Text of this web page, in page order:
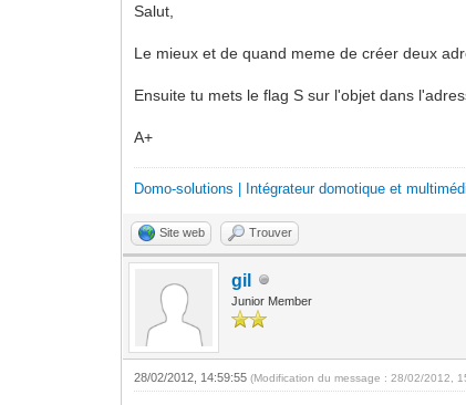
Salut,
Le mieux et de quand meme de créer deux
Ensuite tu mets le flag S sur l'objet dans
A+
Domo-solutions | Intégrateur domotique et
Site web Trouver
gil
Junior Member
28/02/2012, 14:59:55(Modification du message : 28/02/2012,